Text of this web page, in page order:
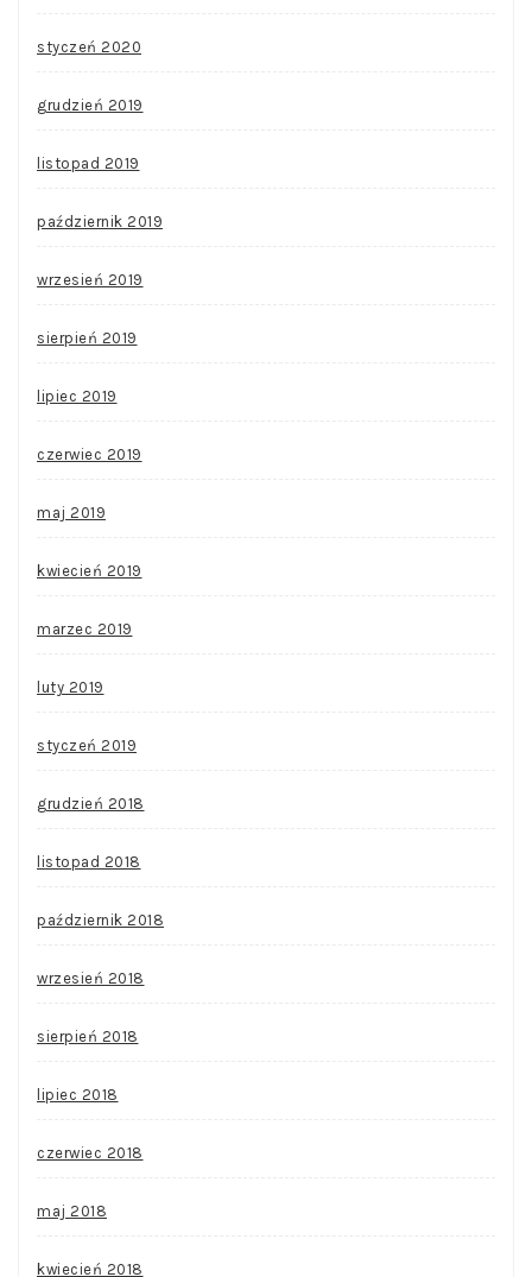
styczeń 2020
grudzień 2019
listopad 2019
październik 2019
wrzesień 2019
sierpień 2019
lipiec 2019
czerwiec 2019
maj 2019
kwiecień 2019
marzec 2019
luty 2019
styczeń 2019
grudzień 2018
listopad 2018
październik 2018
wrzesień 2018
sierpień 2018
lipiec 2018
czerwiec 2018
maj 2018
kwiecień 2018